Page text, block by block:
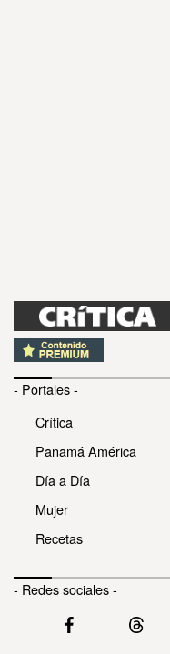
- Portales -
Crítica
Panamá América
Día a Día
Mujer
Recetas
- Redes sociales -